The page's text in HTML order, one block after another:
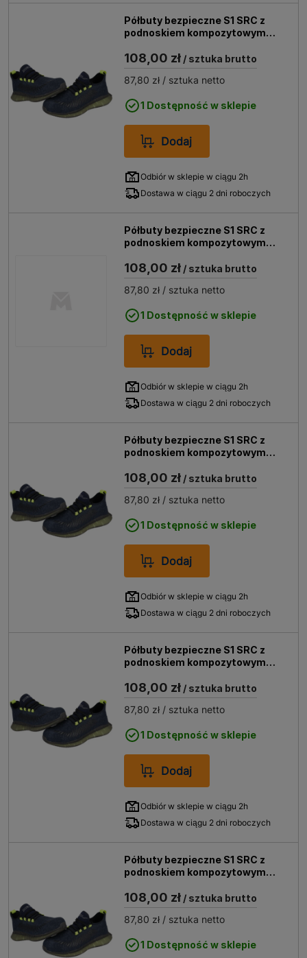
Półbuty bezpieczne S1 SRC z
podnoskiem kompozytowym
108,00 zł / sztuka brutto
87,80 zł / sztuka netto
1 Dostępność w sklepie
Dodaj
Odbiór w sklepie w ciągu 2h
Dostawa w ciągu 2 dni roboczych
Półbuty bezpieczne S1 SRC z
podnoskiem kompozytowym
108,00 zł / sztuka brutto
87,80 zł / sztuka netto
1 Dostępność w sklepie
Dodaj
Odbiór w sklepie w ciągu 2h
Dostawa w ciągu 2 dni roboczych
Półbuty bezpieczne S1 SRC z
podnoskiem kompozytowym
108,00 zł / sztuka brutto
87,80 zł / sztuka netto
1 Dostępność w sklepie
Dodaj
Odbiór w sklepie w ciągu 2h
Dostawa w ciągu 2 dni roboczych
Półbuty bezpieczne S1 SRC z
podnoskiem kompozytowym
108,00 zł / sztuka brutto
87,80 zł / sztuka netto
1 Dostępność w sklepie
Dodaj
Odbiór w sklepie w ciągu 2h
Dostawa w ciągu 2 dni roboczych
Półbuty bezpieczne S1 SRC z
podnoskiem kompozytowym
108,00 zł / sztuka brutto
87,80 zł / sztuka netto
1 Dostępność w sklepie